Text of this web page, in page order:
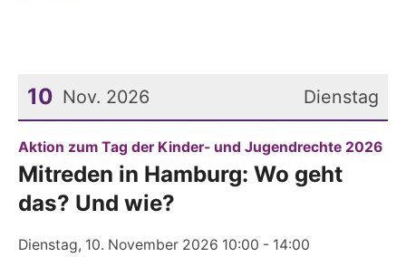
Dienstag
10 Nov. 2026
Datum: 10. November 2026
Aktion zum Tag der Kinder- und Jugendrechte 2026:
Mitreden in Hamburg: Wo geht
das? Und wie?
Dienstag, 10. November 2026 10:00 - 14:00